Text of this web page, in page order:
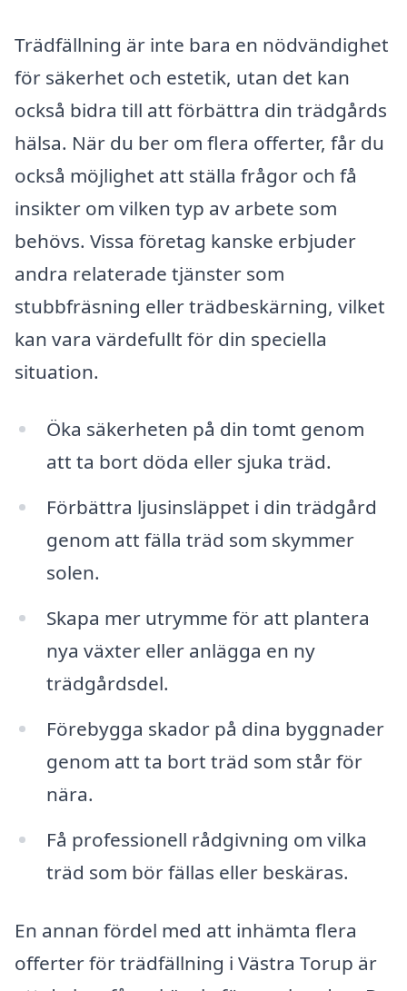
Trädfällning är inte bara en nödvändighet
för säkerhet och estetik, utan det kan
också bidra till att förbättra din trädgårds
hälsa. När du ber om flera offerter, får du
också möjlighet att ställa frågor och få
insikter om vilken typ av arbete som
behövs. Vissa företag kanske erbjuder
andra relaterade tjänster som
stubbfräsning eller trädbeskärning, vilket
kan vara värdefullt för din speciella
situation.
Öka säkerheten på din tomt genom
att ta bort döda eller sjuka träd.
Förbättra ljusinsläppet i din trädgård
genom att fälla träd som skymmer
solen.
Skapa mer utrymme för att plantera
nya växter eller anlägga en ny
trädgårdsdel.
Förebygga skador på dina byggnader
genom att ta bort träd som står för
nära.
Få professionell rådgivning om vilka
träd som bör fällas eller beskäras.
En annan fördel med att inhämta flera
offerter för trädfällning i Västra Torup är